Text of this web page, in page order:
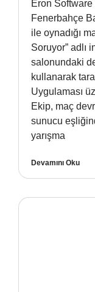
Eron
Fenerbahçe
ile oynadığı
Soruyor” adlı
salonundaki
kullanarak
Uygulaması
Ekip, maç
sunucu
yarışma
Devamını Oku